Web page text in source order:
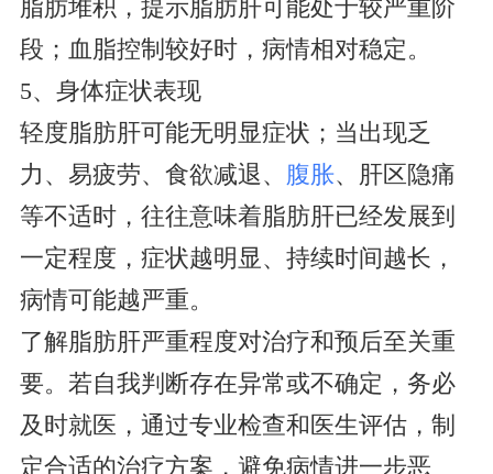
脂肪堆积，提示脂肪肝可能处于较严重阶
段；血脂控制较好时，病情相对稳定。
5、身体症状表现
轻度脂肪肝可能无明显症状；当出现乏
力、易疲劳、食欲减退、 腹胀、肝区隐痛
等不适时，往往意味着脂肪肝已经发展到
一定程度，症状越明显、持续时间越长，
病情可能越严重。
了解脂肪肝严重程度对治疗和预后至关重
要。若自我判断存在异常或不确定，务必
及时就医，通过专业检查和医生评估，制
定合适的治疗方案，避免病情进一步恶